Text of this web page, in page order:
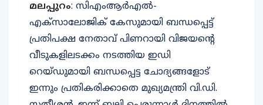
മലപ്പുറം: സിഎംആര്‍എല്‍-
എക്‌സാലോജിക് കേസുമായി ബന്ധപ്പെട്ട്
പ്രതിപക്ഷ നേതാവ് പിണറായി വിജയന്റെ
വീടുകളിലടക്കം നടത്തിയ ഇഡി
റെയ്ഡുമായി ബന്ധപ്പെട്ട ചോദ്യങ്ങളോട്
ഇന്നും പ്രതികരിക്കാതെ മുഖ്യമന്ത്രി വി.ഡി.